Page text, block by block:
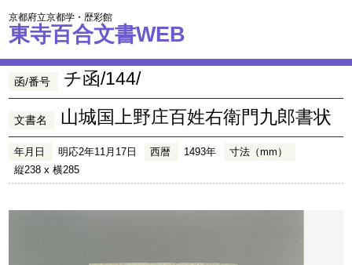
京都府立京都学・歴彩館
東寺百合文書WEB
函/番号 チ函/144/
文書名 山城国上野庄百姓右衛門九郎書状
年月日 明応2年11月17日 西暦 1493年
寸法（mm）
縦238 x 横285